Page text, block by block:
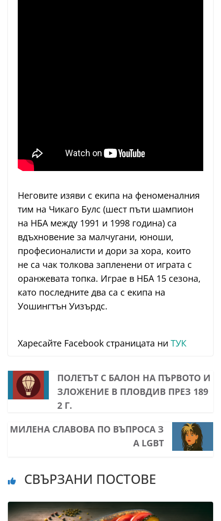
Неговите изяви с екипа на феноменалния
тим на Чикаго Булс (шест пъти шампион
на НБА между 1991 и 1998 година) са
вдъхновение за малчугани, юноши,
професионалисти и дори за хора, които
не са чак толкова запленени от играта с
оранжевата топка. Играе в НБА 15 сезона,
като последните два са с екипа на
Уошингтън Уизърдс.
Харесайте Facebook страницата ни ТУК
ПОЛЕТЪТ С БАЛОН НА ПЪРВОТО И
ЗЛОЖЕНИЕ В ПЛОВДИВ ПРЕЗ 189
2 Г.
МИЛЕНА СЛАВОВА ПО ВЪПРОСА З
А LGBT
СВЪРЗАНИ ПОСТОВЕ